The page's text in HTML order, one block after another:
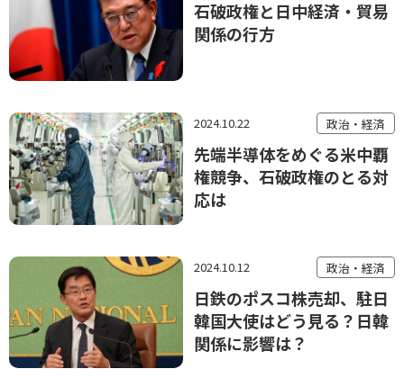
石破政権と日中経済・貿易
関係の行方
2024.10.22 政治・経済
先端半導体をめぐる米中覇
権競争、石破政権のとる対
応は
2024.10.12 政治・経済
日鉄のポスコ株売却、駐日
韓国大使はどう見る？日韓
関係に影響は？